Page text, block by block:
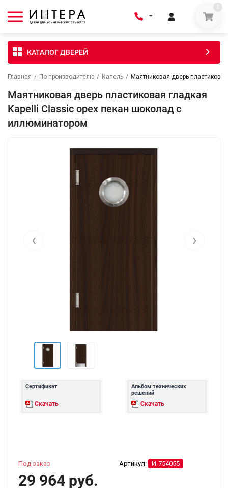
0
КАТАЛОГ ДВЕРЕЙ
Главная / По производителю / Капель / Маятниковая дверь
Маятниковая дверь пластиковая гладкая
Kapelli Classic орех пекан шоколад с
иллюминатором
‹ ›
Сертификат
Скачать
Альбом технических
решений
Скачать
Артикул: И-754055
Под заказ
29 964 руб.